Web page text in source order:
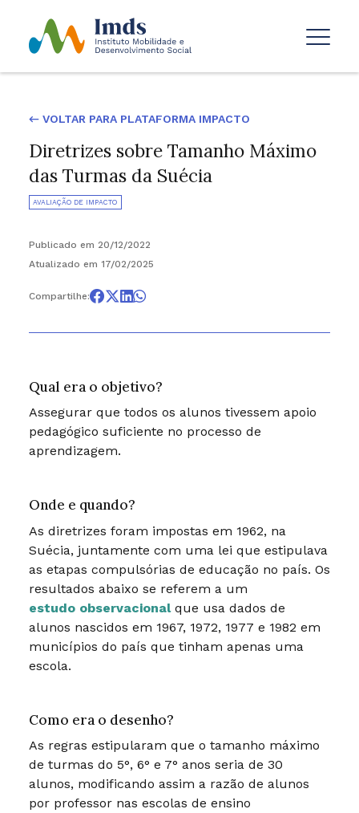
← VOLTAR PARA PLATAFORMA IMPACTO
Diretrizes sobre Tamanho Máximo
das Turmas da Suécia
AVALIAÇÃO DE IMPACTO
Publicado em 20/12/2022
Atualizado em 17/02/2025
Compartilhe:
Qual era o objetivo?
Assegurar que todos os alunos tivessem apoio
pedagógico suficiente no processo de
aprendizagem.
Onde e quando?
As diretrizes foram impostas em 1962, na
Suécia, juntamente com uma lei que estipulava
as etapas compulsórias de educação no país. Os
resultados abaixo se referem a um
estudo observacionalque usa dados de
alunos nascidos em 1967, 1972, 1977 e 1982 em
municípios do país que tinham apenas uma
escola.
Como era o desenho?
As regras estipularam que o tamanho máximo
de turmas do 5°, 6° e 7° anos seria de 30
alunos, modificando assim a razão de alunos
por professor nas escolas de ensino